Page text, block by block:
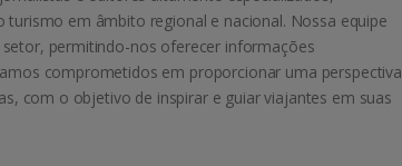
em âmbito regional e nacional. Nossa equipe
permitindo-nos oferecer informações
comprometidos em proporcionar uma perspectiva
com o objetivo de inspirar e guiar viajantes em suas